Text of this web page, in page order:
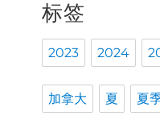
标签
2023 2024
加拿大 夏 夏